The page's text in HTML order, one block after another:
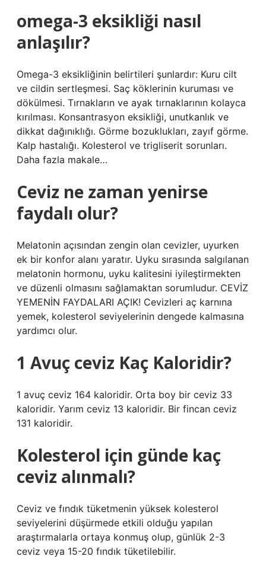
omega-3 eksikliği nasıl
anlaşılır?
Omega-3 eksikliğinin belirtileri şunlardır: Kuru cilt
ve cildin sertleşmesi. Saç köklerinin kuruması ve
dökülmesi. Tırnakların ve ayak tırnaklarının kolayca
kırılması. Konsantrasyon eksikliği, unutkanlık ve
dikkat dağınıklığı. Görme bozuklukları, zayıf görme.
Kalp hastalığı. Kolesterol ve trigliserit sorunları.
Daha fazla makale…
Ceviz ne zaman yenirse
faydalı olur?
Melatonin açısından zengin olan cevizler, uyurken
ek bir konfor alanı yaratır. Uyku sırasında salgılanan
melatonin hormonu, uyku kalitesini iyileştirmekten
ve düzenli olmasını sağlamaktan sorumludur. CEVİZ
YEMENİN FAYDALARI AÇIK! Cevizleri aç karnına
yemek, kolesterol seviyelerinin dengede kalmasına
yardımcı olur.
1 Avuç ceviz Kaç Kaloridir?
1 avuç ceviz 164 kaloridir. Orta boy bir ceviz 33
kaloridir. Yarım ceviz 13 kaloridir. Bir fincan ceviz
131 kaloridir.
Kolesterol için günde kaç
ceviz alınmalı?
Ceviz ve fındık tüketmenin yüksek kolesterol
seviyelerini düşürmede etkili olduğu yapılan
araştırmalarla ortaya konmuş olup, günlük 2-3
ceviz veya 15-20 fındık tüketilebilir.